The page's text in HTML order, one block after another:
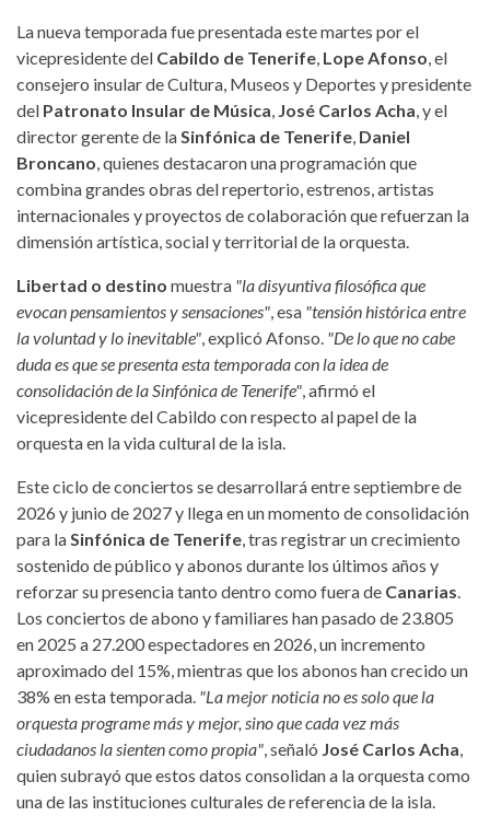
La nueva temporada fue presentada este martes por el
vicepresidente del Cabildo de Tenerife, Lope Afonso, el
consejero insular de Cultura, Museos y Deportes y presidente
del Patronato Insular de Música, José Carlos Acha, y el
director gerente de laSinfónica de Tenerife, Daniel
Broncano, quienes destacaron una programación que
combina grandes obras del repertorio, estrenos, artistas
internacionales y proyectos de colaboración que refuerzan la
dimensión artística, social y territorial de la orquesta.
Libertad o destino muestra "la disyuntiva filosófica que
evocan pensamientos y sensaciones", esa "tensión histórica entre
la voluntad y lo inevitable", explicó Afonso. "De lo que no cabe
duda es que se presenta esta temporada con la idea de
consolidación de la Sinfónica de Tenerife", afirmó el
vicepresidente del Cabildo con respecto al papel de la
orquesta en la vida cultural de la isla.
Este ciclo de conciertos se desarrollará entre septiembre de
2026 y junio de 2027 y llega en un momento de consolidación
para laSinfónica de Tenerife, tras registrar un crecimiento
sostenido de público y abonos durante los últimos años y
reforzar su presencia tanto dentro como fuera de Canarias.
Los conciertos de abono y familiares han pasado de 23.805
en 2025 a 27.200 espectadores en 2026, un incremento
aproximado del 15%, mientras que los abonos han crecido un
38% en esta temporada. "La mejor noticia no es solo que la
orquesta programe más y mejor, sino que cada vez más
ciudadanos la sienten como propia", señaló José Carlos Acha,
quien subrayó que estos datos consolidan a la orquesta como
una de las instituciones culturales de referencia de la isla.